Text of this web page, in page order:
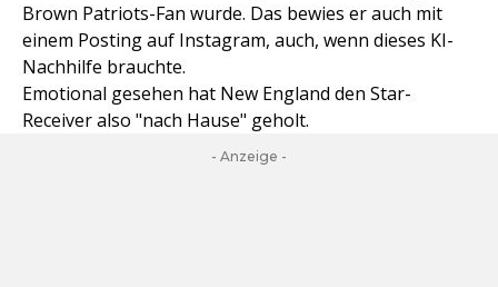
Brown Patriots-Fan wurde. Das bewies er auch mit
einem Posting auf Instagram, auch, wenn dieses KI-
Nachhilfe brauchte.
Emotional gesehen hat New England den Star-
Receiver also "nach Hause" geholt.
- Anzeige -